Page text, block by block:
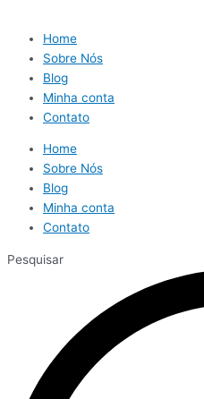
Home
Sobre Nós
Blog
Minha conta
Contato
Home
Sobre Nós
Blog
Minha conta
Contato
Pesquisar